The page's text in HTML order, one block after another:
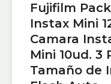
Fujifilm
Instax Mini
Camara
Mini 10ud. 3
Tamaño de